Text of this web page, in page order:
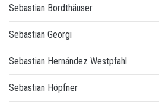
Sebastian Bordthäuser
Sebastian Georgi
Sebastian Hernández Westpfahl
Sebastian Höpfner